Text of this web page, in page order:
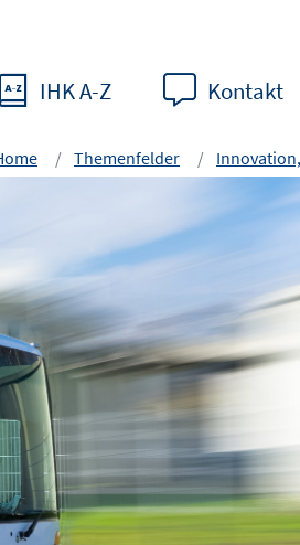
IHK A-Z Kontakt
Themenfelder